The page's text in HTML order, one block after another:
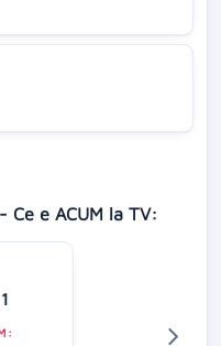
Ce e ACUM la TV: